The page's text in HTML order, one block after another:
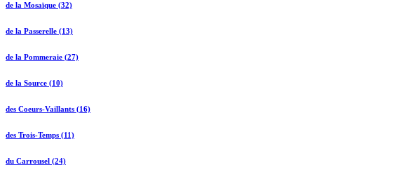
de la Mosaïque (32)
de la Passerelle (13)
de la Pommeraie (27)
de la Source (10)
des Coeurs-Vaillants (16)
des Trois-Temps (11)
du Carrousel (24)